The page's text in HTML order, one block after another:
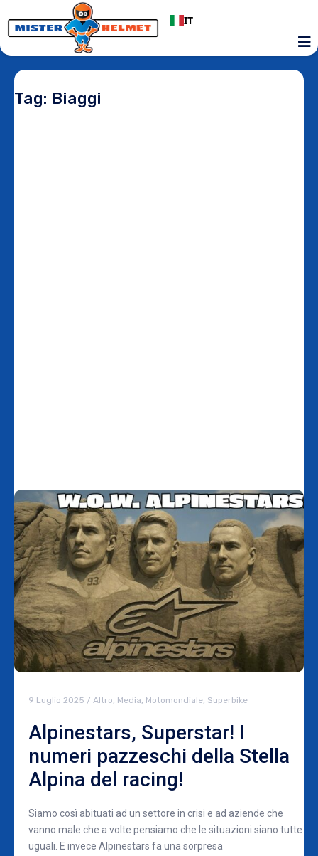
IT
Tag: Biaggi
9 Luglio 2025 / Altro, Media, Motomondiale, Superbike
Alpinestars, Superstar! I
numeri pazzeschi della Stella
Alpina del racing!
Siamo così abituati ad un settore in crisi e ad aziende che
vanno male che a volte pensiamo che le situazioni siano tutte
uguali. E invece Alpinestars fa una sorpresa